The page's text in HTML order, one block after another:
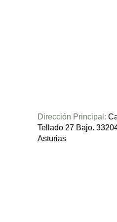
Dirección Principal:
Tellado 27 Bajo.
Asturias